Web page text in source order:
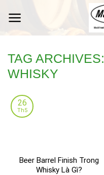
TAG ARCHIVES:
WHISKY
Beer Barrel Finish Trong
Whisky Là Gì?
26
Th5